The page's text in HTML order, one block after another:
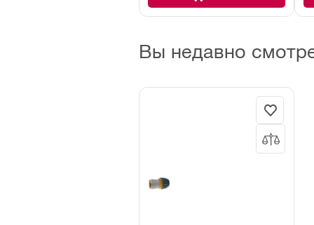
Вы недавно